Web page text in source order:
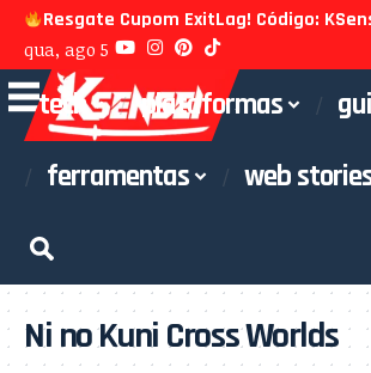
Resgate Cupom ExitLag! Código:
qua, ago 5
tech plataformas
ferramentas
web
Ni no Kuni Cross Worlds